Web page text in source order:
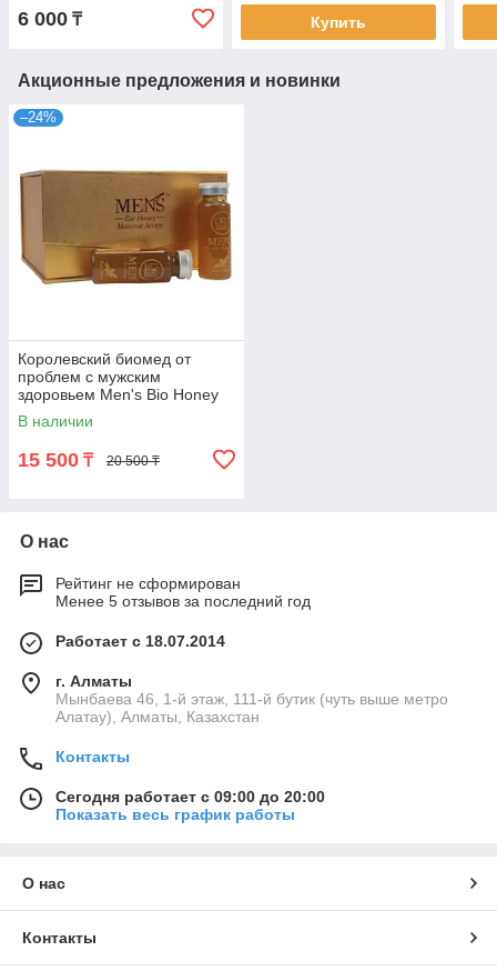
6 000 ₸ Купить
Акционные предложения и новинки
–24%
Королевский биомед от
проблем с мужским
здоровьем Men's Bio Honey
Dr's Secret (200 мл,
Малайзия)
В наличии
15 500 ₸ 20 500 ₸
О нас
Рейтинг не сформирован
Менее 5 отзывов за последний год
Работает с 18.07.2014
г. Алматы
Мынбаева 46, 1-й этаж, 111-й бутик (чуть выше метро
Алатау), Алматы, Казахстан
Контакты
Сегодня работает с 09:00 до 20:00
Показать весь график работы
О нас
Контакты